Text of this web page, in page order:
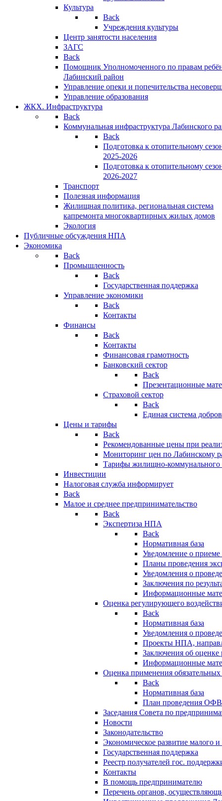
Культура
Back
Учреждения культуры
Центр занятости населения
ЗАГС
Back
Помощник Уполномоченного по правам
Лабинский район
Управление опеки и попечительства
Управление образования
ЖКХ. Инфраструктура
Back
Коммунальная инфраструктура Лабинского
Back
Подготовка к отопительному
2025-2026
Подготовка к отопительному
2026-2027
Транспорт
Полезная информация
Жилищная политика, региональная система
капремонта многоквартирных жилых домов
Экология
Публичные обсуждения НПА
Экономика
Back
Промышленность
Back
Государственная поддержка
Управление экономики
Back
Контакты
Финансы
Back
Контакты
Финансовая грамотность
Банковский сектор
Back
Презентационные
Страховой сектор
Back
Единая система
Цены и тарифы
Back
Рекомендованные цены при
Мониторинг цен по Лабинскому
Тарифы жилищно-коммунального
Инвестиции
Налоговая служба информирует
Back
Малое и среднее предпринимательство
Back
Экспертиза НПА
Back
Нормативная база
Уведомление о
Планы проведения
Уведомления о
Заключения по
Информационные
Оценка регулирующего
Back
Нормативная база
Уведомления о
Проекты НПА,
Заключения об
Информационные
Оценка применения
Back
Нормативная база
План проведения
Заседания Совета по
Новости
Законодательство
Экономическое развитие малого и
Государственная поддержка
Реестр получателей гос.
Контакты
В помощь предпринимателю
Перечень органов,